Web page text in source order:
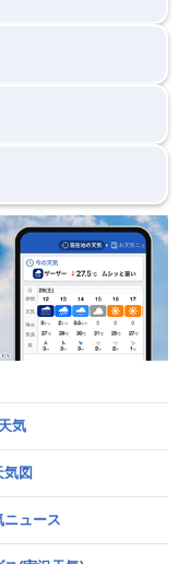
気
気図
ニュース